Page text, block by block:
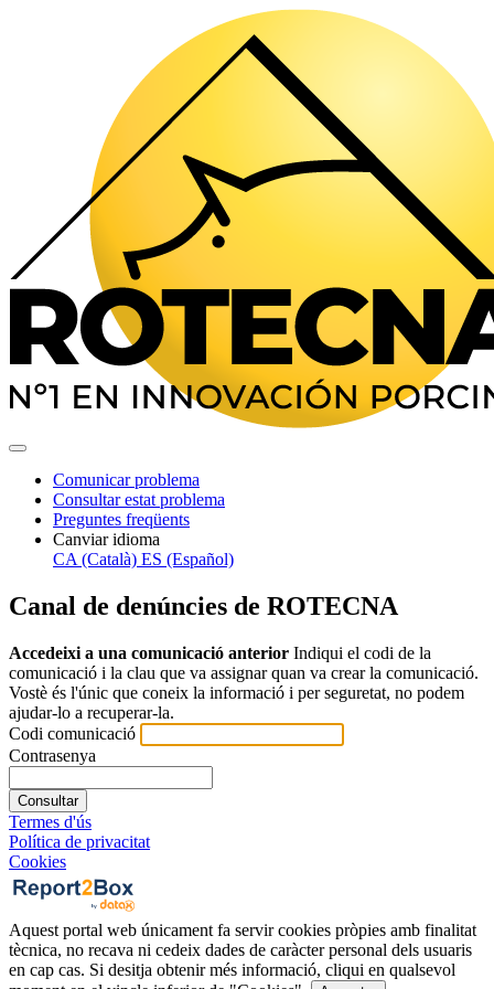
Comunicar problema
Consultar estat problema
Preguntes freqüents
Canviar idioma
CA (Català) ES (Español)
Canal de denúncies de ROTECNA
Accedeixi a una comunicació anterior Indiqui el codi de la
comunicació i la clau que va assignar quan va crear la comunicació.
Vostè és l'únic que coneix la informació i per seguretat, no podem
ajudar-lo a recuperar-la.
Codi comunicació
Contrasenya
Consultar
Termes d'ús
Política de privacitat
Cookies
Aquest portal web únicament fa servir cookies pròpies amb finalitat
tècnica, no recava ni cedeix dades de caràcter personal dels usuaris
en cap cas. Si desitja obtenir més informació, cliqui en qualsevol